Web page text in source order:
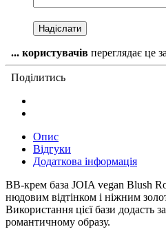
... користувачів переглядає це
Поділитись
Опис
Відгуки
Додаткова інформація
BB-крем база JOIA vegan Blush
нюдовим відтінком і ніжним
Використання цієї бази додасть
романтичному образу.